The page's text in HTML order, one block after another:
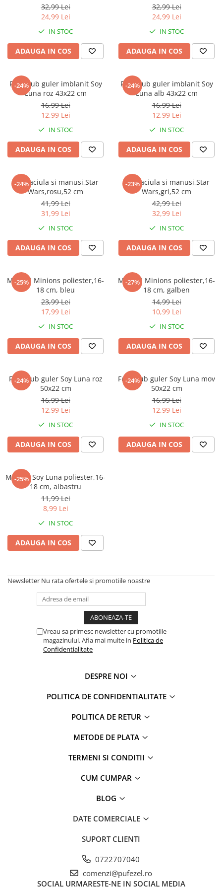
Star Wars
R-Walker
Pokemon
Baby Shark
Testoasele Ninja
Fireman Sam
Disney
Frozen Disney
Power Players
SuperZings
Dragon Ball
Super Mario
Hot Wheels
Looney Tunes
Nightmare before Christmas
SpongeBob
Toy Story
Jurassic Park
Ricky Zoom
Monsters Inc.
Wednesday
Faro
La casa de papel
Minnie Mouse Disney
Perletti
Gabby's Dollhouse
Beyblade
Liga Dreptatii
Papuci si slapi baieti
Sandale baieti
Printesele Disney
Disney
Mickey Mouse Disney
Baby Shark
Pokemon
Pink Panther
Bing
Marie Cat
Shimmer and Shine
Vaiana
Looney Tunes
LOL SURPRISE
L.O.L Surprise!
Dora the Explorer
Jurassic World
PJ Masks
Doc McStuffins
Na! Na! Na! Surprise
Wednesday
My Little Pony
Poopsie
Shimmer Shine
Sofia Intai
FC Barcelona
Red Bull Racing
OEM
Powerpuff Girls
VAMPIRINA
Zhu Zhu Pets
Disney Elena din Avalor
Nightmare before Christmas
Nella The Princess Knight
Skateboard
Casti protectie sport
Manusi sport
Vehicule
Casute si Locuri de joaca
Sporturi de interior
32,99 Lei
24,99 Lei
IN STOC
ADAUGA IN COS
32,99 Lei
24,99 Lei
IN STOC
ADAUGA IN COS
-24%
Fular tub guler imblanit Soy
Luna roz 43x22 cm
16,99 Lei
12,99 Lei
IN STOC
ADAUGA IN COS
-24%
Fular tub guler imblanit Soy
Luna alb 43x22 cm
16,99 Lei
12,99 Lei
IN STOC
ADAUGA IN COS
-24%
Set Caciula si manusi,Star
Wars,rosu,52 cm
41,99 Lei
31,99 Lei
IN STOC
ADAUGA IN COS
-23%
Set Caciula si manusi,Star
Wars,gri,52 cm
42,99 Lei
32,99 Lei
IN STOC
ADAUGA IN COS
-25%
Manusi Minions poliester,16-
18 cm, bleu
23,99 Lei
17,99 Lei
IN STOC
ADAUGA IN COS
-27%
Manusi Minions poliester,16-
18 cm, galben
14,99 Lei
10,99 Lei
IN STOC
ADAUGA IN COS
-24%
Fular tub guler Soy Luna roz
50x22 cm
16,99 Lei
12,99 Lei
IN STOC
ADAUGA IN COS
-24%
Fular tub guler Soy Luna mov
50x22 cm
16,99 Lei
12,99 Lei
IN STOC
ADAUGA IN COS
-25%
Manusi Soy Luna poliester,16-
18 cm, albastru
11,99 Lei
8,99 Lei
IN STOC
ADAUGA IN COS
Newsletter Nu rata ofertele si promotiile noastre
Vreau sa primesc newsletter cu promotiile
magazinului. Afla mai multe in Politica de
Confidentialitate
DESPRE NOI
POLITICA DE CONFIDENTIALITATE
POLITICA DE RETUR
METODE DE PLATA
TERMENI SI CONDITII
CUM CUMPAR
BLOG
DATE COMERCIALE
SUPORT CLIENTI
0722707040
comenzi@pufezel.ro
SOCIAL URMARESTE-NE IN SOCIAL MEDIA